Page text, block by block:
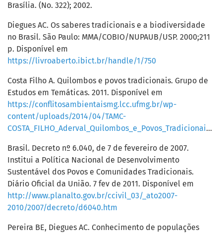
Brasília. (No. 322); 2002.
Diegues AC. Os saberes tradicionais e a biodiversidade
no Brasil. São Paulo: MMA/COBIO/NUPAUB/USP. 2000;211
p. Disponível em
https://livroaberto.ibict.br/handle/1/750
Costa Filho A. Quilombos e povos tradicionais. Grupo de
Estudos em Temáticas. 2011. Disponível em
https://conflitosambientaismg.lcc.ufmg.br/wp-
content/uploads/2014/04/TAMC-
COSTA_FILHO_Aderval_Quilombos_e_Povos_Tradicionais.pdf
Brasil. Decreto nº 6.040, de 7 de fevereiro de 2007.
Institui a Política Nacional de Desenvolvimento
Sustentável dos Povos e Comunidades Tradicionais.
Diário Oficial da União. 7 fev de 2011. Disponível em
http://www.planalto.gov.br/ccivil_03/_ato2007-
2010/2007/decreto/d6040.htm
Pereira BE, Diegues AC. Conhecimento de populações